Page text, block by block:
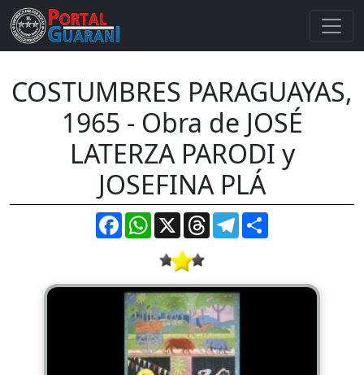
COSTUMBRES PARAGUAYAS,
1965 - Obra de JOSÉ
LATERZA PARODI y
JOSEFINA PLÁ
FacebookWhatsApp
X ThreadsTelegram